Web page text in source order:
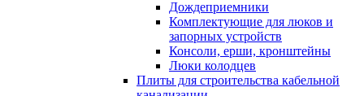
Дождеприемники
Комплектующие для люков и
запорных устройств
Консоли, ерши, кронштейны
Люки колодцев
Плиты для строительства кабельной